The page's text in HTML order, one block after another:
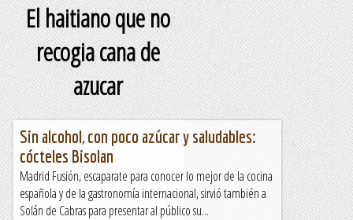
El haitiano que no
recogia cana de
azucar
Sin alcohol, con poco azúcar y saludables:
cócteles Bisolan
Madrid Fusión, escaparate para conocer lo mejor de la cocina
española y de la gastronomía internacional, sirvió también a
Solán de Cabras para presentar al público su...